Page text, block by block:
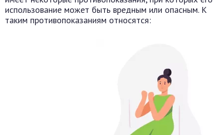
использование может быть вредным или опасным. К
таким противопоказаниям относятся: